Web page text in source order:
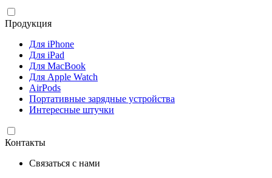
Продукция
Для iPhone
Для iPad
Для MacBook
Для Apple Watch
AirPods
Портативные зарядные устройства
Интересные штучки
Контакты
Связаться с нами